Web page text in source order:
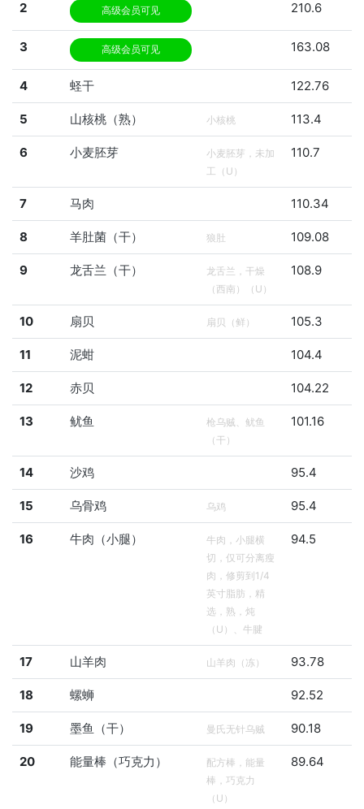
2 高级会员可见 210.6
3 高级会员可见 163.08
4 蛏干 122.76
5 山核桃（熟） 小核桃 113.4
6 小麦胚芽
小麦胚芽，未加
工（U）
110.7
7 马肉 110.34
8 羊肚菌（干） 狼肚 109.08
9 龙舌兰（干）
龙舌兰，干燥
（西南）（U）
108.9
10 扇贝 扇贝（鲜） 105.3
11 泥蚶 104.4
12 赤贝 104.22
13 鱿鱼
枪乌贼、鱿鱼
（干）
101.16
14 沙鸡 95.4
15 乌骨鸡 乌鸡 95.4
16 牛肉（小腿）
牛肉，小腿横
切，仅可分离瘦
肉，修剪到1/4
英寸脂肪，精
选，熟，炖
（U）、牛腱
94.5
17 山羊肉 山羊肉（冻） 93.78
18 螺蛳 92.52
19 墨鱼（干） 曼氏无针乌贼 90.18
20 能量棒（巧克力）
配方棒，能量
棒，巧克力
（U）
89.64